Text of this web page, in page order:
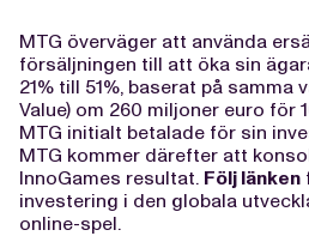
MTG överväger att använda
försäljningen till att öka sin
21% till 51%, baserat på samma
Value) om 260 miljoner euro för
MTG initialt betalade för sin
MTG kommer därefter att
InnoGames resultat. Följ länken
investering i den globala
online-spel.